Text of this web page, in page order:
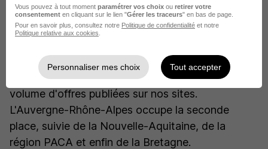
Les régions qui recherchent des
candidats
Les Pays de la Loire figurent en première position
du top 5 des régions qui recrutent le plus, en
volume d'offres publiées sur nos sites.
L'Auvergne-Rhône-Alpes occupe la seconde
place, suivie de la Nouvelle-Aquitaine, de la
région PACA et enfin de la Bretagne.
Vous pouvez à tout moment paramétrer vos choix ou retirer votre
consentement en cliquant sur le lien "Gérer les traceurs" en bas de page.
Pour en savoir plus, consultez notre Politique de confidentialité et notre
Politique relative aux cookies
Personnaliser mes choix Tout accepter